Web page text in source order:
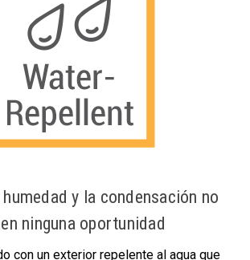
y la condensación no
ninguna oportunidad
con un exterior repelente al agua que